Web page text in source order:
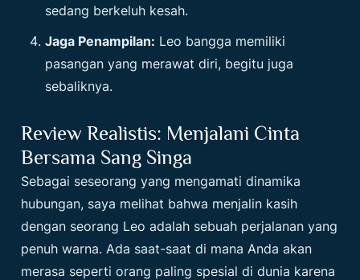
sedang berkeluh kesah.
Jaga Penampilan: Leo bangga memiliki
pasangan yang merawat diri, begitu juga
sebaliknya.
Review Realistis: Menjalani Cinta
Bersama Sang Singa
Sebagai seseorang yang mengamati dinamika
hubungan, saya melihat bahwa menjalin kasih
dengan seorang Leo adalah sebuah perjalanan yang
penuh warna. Ada saat-saat di mana Anda akan
merasa seperti orang paling spesial di dunia karena